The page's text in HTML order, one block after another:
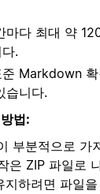
마다 최대 약
.
Markdown
습니다.
법:
부분적으로 가
은 ZIP 파일로
지하려면 파일